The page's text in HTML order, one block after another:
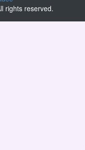
rights reserved.